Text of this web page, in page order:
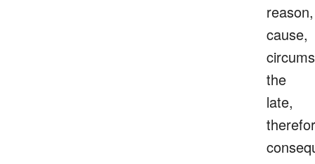
reason,
cause,
the
late,